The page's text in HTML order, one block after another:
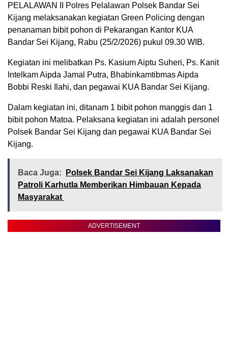
PELALAWAN II Polres Pelalawan Polsek Bandar Sei
Kijang melaksanakan kegiatan Green Policing dengan
penanaman bibit pohon di Pekarangan Kantor KUA
Bandar Sei Kijang, Rabu (25/2/2026) pukul 09.30 WIB.
Kegiatan ini melibatkan Ps. Kasium Aiptu Suheri, Ps. Kanit
Intelkam Aipda Jamal Putra, Bhabinkamtibmas Aipda
Bobbi Reski Ilahi, dan pegawai KUA Bandar Sei Kijang.
Dalam kegiatan ini, ditanam 1 bibit pohon manggis dan 1
bibit pohon Matoa. Pelaksana kegiatan ini adalah personel
Polsek Bandar Sei Kijang dan pegawai KUA Bandar Sei
Kijang.
Baca Juga:
Polsek Bandar Sei Kijang Laksanakan
Patroli Karhutla Memberikan Himbauan Kepada
Masyarakat
ADVERTISEMENT